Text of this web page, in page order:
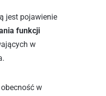
jest pojawienie
funkcji
w
w